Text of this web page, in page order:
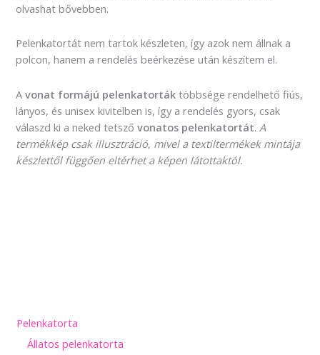
Pelenkatorta
Állatos pelenkatorta
olvashat bővebben.
Pelenkatortát nem tartok készleten, így azok nem állnak a
polcon, hanem a rendelés beérkezése után készítem el.
Avonat formájú pelenkatorták többsége rendelhető fiús,
lányos, és unisex kivitelben is, így a rendelés gyors, csak
válaszd ki a neked tetszővonatos pelenkatortát. A
termékkép csak illusztráció, mivel a textiltermékek mintája
készlettől függően eltérhet a képen látottaktól.